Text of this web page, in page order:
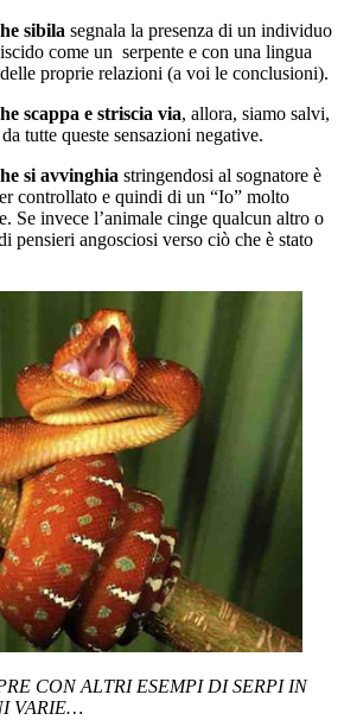
sibila segnala la presenza di un individuo
come un serpente e con una lingua
proprie relazioni (a voi le conclusioni).
scappa e striscia via, allora, siamo salvi,
tutte queste sensazioni negative.
si avvinghia stringendosi al sognatore è
controllato e quindi di un “Io” molto
Se invece l’animale cinge qualcun altro o
pensieri angosciosi verso ciò che è stato
CON ALTRI ESEMPI DI SERPI IN
VARIE…